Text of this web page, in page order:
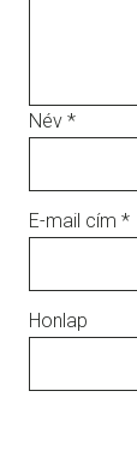
Név *
E-mail cím *
Honlap